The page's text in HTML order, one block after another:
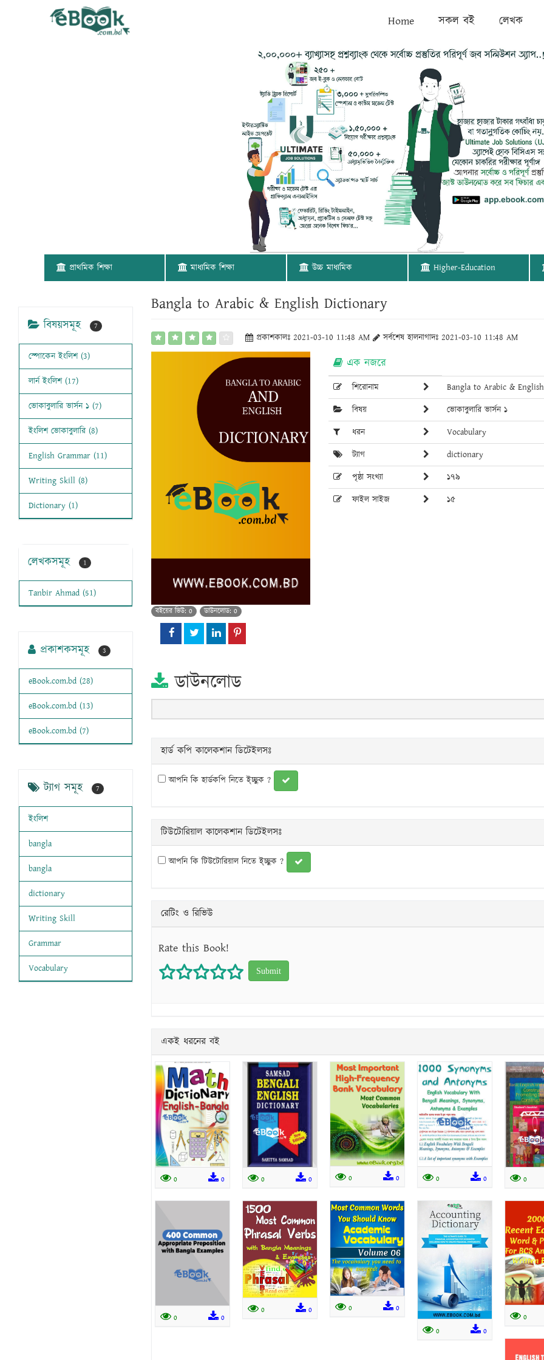
Home সকল বই লেখক
প্রাথমিক শিক্ষা মাধ্যমিক শিক্ষা উচ্চ মাধ্যমিক Higher-Education
Bangla to Arabic & English Dictionary
প্রকাশকালঃ 2021-03-10 11:48 AM সর্বশেষ হালনাগাদঃ 2021-03-10 11:48 AM
বইয়ের ভিউ: 0 ডাউনলোড: 0
এক নজরে
শিরোনাম
Bangla to Arabic &
বিষয়
ভোকাবুলারি ভার্সন ১
ধরন
Vocabulary
ট্যাগ
dictionary
পৃষ্ঠা সংখ্যা
১৭৯
ফাইল সাইজ
১৫
ডাউনলোড
হার্ড কপি কালেকশান ডিটেইলসঃ
আপনি কি হার্ডকপি নিতে ই্চ্ছুক ?
টিউটোরিয়াল কালেকশান ডিটেইলসঃ
আপনি কি টিউটোরিয়াল নিতে ই্চ্ছুক ?
রেটিং ও রিভিউ
Rate this Book!
5 stars
4 stars
3 stars
2 stars
1 star
একই ধরনের বই
0 0 0 0 0 0 0 0 0
0 0
0 0 0 0
0 0
0
বিষয়সমূহ 7
স্পোকেন ইংলিশ (3)
লার্ন ইংলিশ (17)
ভোকাবুলারি ভার্সন ১ (7)
ইংলিশ ভোকাবুলারি (8)
English Grammar (11)
Writing Skill (8)
Dictionary (1)
লেখকসমূহ 1
Tanbir Ahmad (51)
প্রকাশকসমূহ 3
eBook.com.bd (28)
eBook.com.bd (13)
eBook.com.bd (7)
ট্যাগ সমূহ 7
ইংলিশ
bangla
bangla
dictionary
Writing Skill
Grammar
Vocabulary